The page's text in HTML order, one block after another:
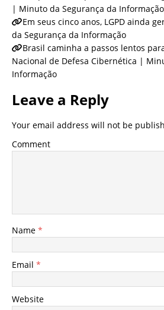
| Minuto da Segurança da Informação
Em seus cinco anos, LGPD ainda
da Segurança da Informação
Brasil caminha a passos lentos
Nacional de Defesa Cibernética |
Informação
Leave a Reply
Your email address will not be
Comment
Name *
Email *
Website